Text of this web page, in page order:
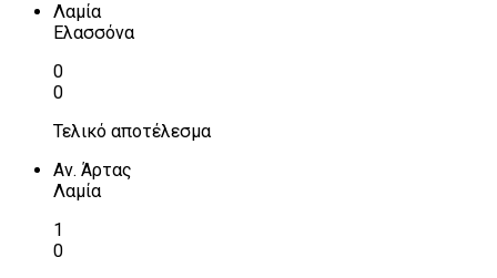
Λαμία
Ελασσόνα
0
0
Τελικό αποτέλεσμα
Αν. Άρτας
Λαμία
1
0